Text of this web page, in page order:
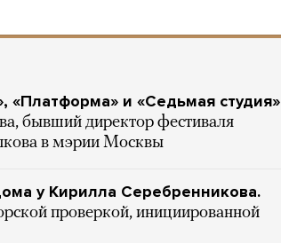
«Платформа» и «Седьмая студия»
бывший директор фестиваля
в мэрии Москвы
у Кирилла Серебренникова.
проверкой, инициированной